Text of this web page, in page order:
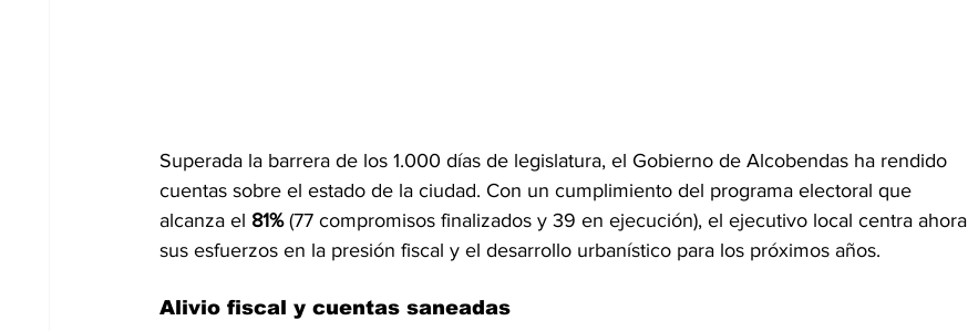
Superada la barrera de los 1.000 días de legislatura, el Gobierno de Alcobendas ha rendido
cuentas sobre el estado de la ciudad. Con un cumplimiento del programa electoral que
alcanza el 81% (77 compromisos finalizados y 39 en ejecución), el ejecutivo local centra ahora
sus esfuerzos en la presión fiscal y el desarrollo urbanístico para los próximos años.
Alivio fiscal y cuentas saneadas